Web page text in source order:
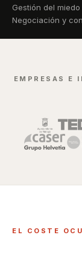
Gestión del
Negociación y
EMPRESAS E
EL COSTE